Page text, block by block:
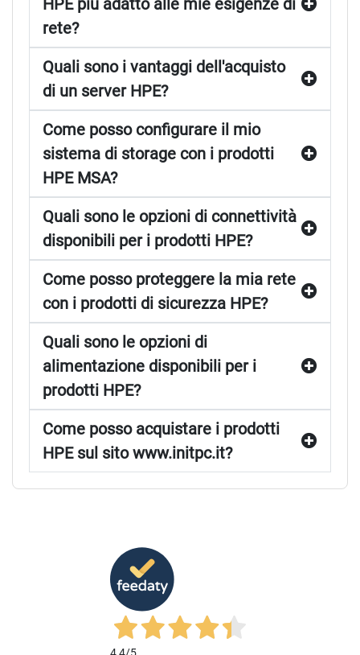
HPE più adatto alle mie esigenze di
rete?
Quali sono i vantaggi dell'acquisto
di un server HPE?
Come posso configurare il mio
sistema di storage con i prodotti
HPE MSA?
Quali sono le opzioni di connettività
disponibili per i prodotti HPE?
Come posso proteggere la mia rete
con i prodotti di sicurezza HPE?
Quali sono le opzioni di
alimentazione disponibili per i
prodotti HPE?
Come posso acquistare i prodotti
HPE sul sito www.initpc.it?